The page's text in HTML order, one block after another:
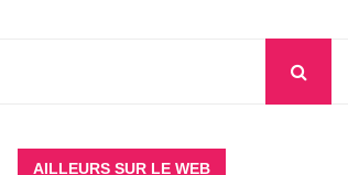
AILLEURS SUR LE WEB